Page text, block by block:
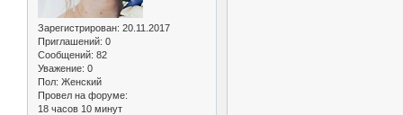
Зарегистрирован: 20.11.2017
Приглашений: 0
Сообщений: 82
Уважение: 0
Пол: Женский
Провел на форуме:
18 часов 10 минут